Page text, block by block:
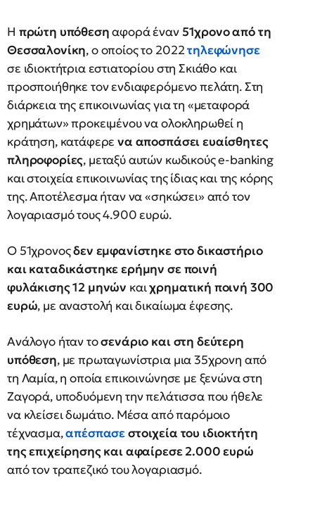
Η πρώτη υπόθεσηαφορά έναν51χρονο από τη
Θεσσαλονίκη, ο οποίος το 2022τηλεφώνησε
σε ιδιοκτήτρια εστιατορίου στη Σκιάθο και
προσποιήθηκε τον ενδιαφερόμενο πελάτη. Στη
διάρκεια της επικοινωνίας για τη «μεταφορά
χρημάτων» προκειμένου να ολοκληρωθεί η
κράτηση, κατάφερενα αποσπάσει ευαίσθητες
πληροφορίες, μεταξύ αυτών κωδικούς e-banking
και στοιχεία επικοινωνίας της ίδιας και της κόρης
της. Αποτέλεσμα ήταν να «σηκώσει» από τον
λογαριασμό τους 4.900 ευρώ.
Ο 51χρονοςδεν εμφανίστηκε στο δικαστήριο
και καταδικάστηκε ερήμην σε ποινή
φυλάκισης 12 μηνών καιχρηματική ποινή 300
ευρώ, με αναστολή και δικαίωμα έφεσης.
Ανάλογο ήταν τοσενάριο και στη δεύτερη
υπόθεση, με πρωταγωνίστρια μια 35χρονη από
τη Λαμία, η οποία επικοινώνησε με ξενώνα στη
Ζαγορά, υποδυόμενη την πελάτισσα που ήθελε
να κλείσει δωμάτιο. Μέσα από παρόμοιο
τέχνασμα,απέσπασεστοιχεία του ιδιοκτήτη
της επιχείρησης και αφαίρεσε 2.000 ευρώ
από τον τραπεζικό του λογαριασμό.